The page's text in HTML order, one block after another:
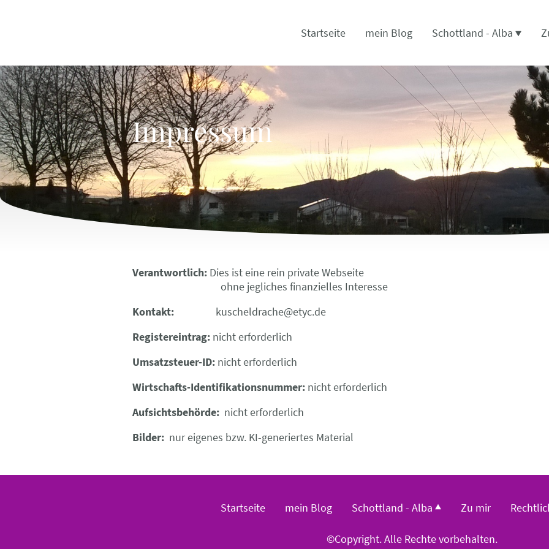
Startseite mein Blog Schottland - Alba
Impressum
Verantwortlich: Dies ist eine rein private Webseite
ohne jegliches finanzielles Interesse
Kontakt: kuscheldrache@etyc.de
Registereintrag: nicht erforderlich
Umsatzsteuer-ID: nicht erforderlich
Wirtschafts-Identifikationsnummer: nicht erforderlich
Aufsichtsbehörde: nicht erforderlich
Bilder: nur eigenes bzw. KI-generiertes Material
Startseite mein Blog Schottland - Alba Zu mir
©Copyright. Alle Rechte vorbehalten.